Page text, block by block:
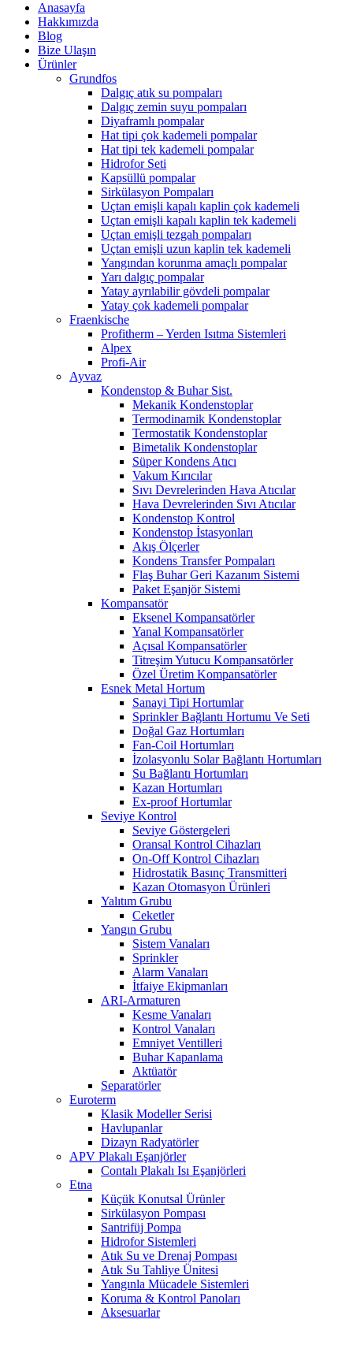
Anasayfa
Hakkımızda
Blog
Bize Ulaşın
Ürünler
Grundfos
Dalgıç atık su pompaları
Dalgıç zemin suyu pompaları
Diyaframlı pompalar
Hat tipi çok kademeli pompalar
Hat tipi tek kademeli pompalar
Hidrofor Seti
Kapsüllü pompalar
Sirkülasyon Pompaları
Uçtan emişli kapalı kaplin çok kademeli
Uçtan emişli kapalı kaplin tek kademeli
Uçtan emişli tezgah pompaları
Uçtan emişli uzun kaplin tek kademeli
Yangından korunma amaçlı pompalar
Yarı dalgıç pompalar
Yatay ayrılabilir gövdeli pompalar
Yatay çok kademeli pompalar
Fraenkische
Profitherm – Yerden Isıtma Sistemleri
Alpex
Profi-Air
Ayvaz
Kondenstop & Buhar Sist.
Mekanik Kondenstoplar
Termodinamik Kondenstoplar
Termostatik Kondenstoplar
Bimetalik Kondenstoplar
Süper Kondens Atıcı
Vakum Kırıcılar
Sıvı Devrelerinden Hava Atıcılar
Hava Devrelerinden Sıvı Atıcılar
Kondenstop Kontrol
Kondenstop İstasyonları
Akış Ölçerler
Kondens Transfer Pompaları
Flaş Buhar Geri Kazanım Sistemi
Paket Eşanjör Sistemi
Kompansatör
Eksenel Kompansatörler
Yanal Kompansatörler
Açısal Kompansatörler
Titreşim Yutucu Kompansatörler
Özel Üretim Kompansatörler
Esnek Metal Hortum
Sanayi Tipi Hortumlar
Sprinkler Bağlantı Hortumu Ve Seti
Doğal Gaz Hortumları
Fan-Coil Hortumları
İzolasyonlu Solar Bağlantı Hortumları
Su Bağlantı Hortumları
Kazan Hortumları
Ex-proof Hortumlar
Seviye Kontrol
Seviye Göstergeleri
Oransal Kontrol Cihazları
On-Off Kontrol Cihazları
Hidrostatik Basınç Transmitteri
Kazan Otomasyon Ürünleri
Yalıtım Grubu
Ceketler
Yangın Grubu
Sistem Vanaları
Sprinkler
Alarm Vanaları
İtfaiye Ekipmanları
ARI-Armaturen
Kesme Vanaları
Kontrol Vanaları
Emniyet Ventilleri
Buhar Kapanlama
Aktüatör
Separatörler
Euroterm
Klasik Modeller Serisi
Havlupanlar
Dizayn Radyatörler
APV Plakalı Eşanjörler
Contalı Plakalı Isı Eşanjörleri
Etna
Küçük Konutsal Ürünler
Sirkülasyon Pompası
Santrifüj Pompa
Hidrofor Sistemleri
Atık Su ve Drenaj Pompası
Atık Su Tahliye Ünitesi
Yangınla Mücadele Sistemleri
Koruma & Kontrol Panoları
Aksesuarlar